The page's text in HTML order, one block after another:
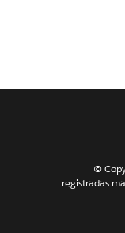
©
registradas